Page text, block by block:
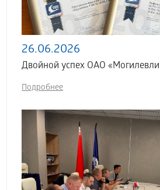
26.06.2026
Двойной успех ОАО
Подробнее